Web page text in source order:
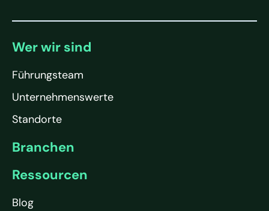
Wer wir sind
Führungsteam
Unternehmenswerte
Standorte
Branchen
Ressourcen
Blog